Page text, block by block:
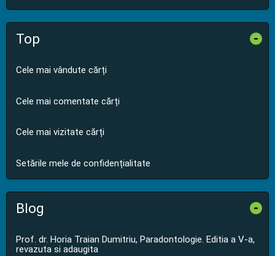
Top -
Cele mai vândute cărți
Cele mai comentate cărți
Cele mai vizitate cărți
Setările mele de confidențialitate
Blog -
Prof. dr. Horia Traian Dumitriu, Paradontologie. Editia a V-a,
revazuta si adaugita